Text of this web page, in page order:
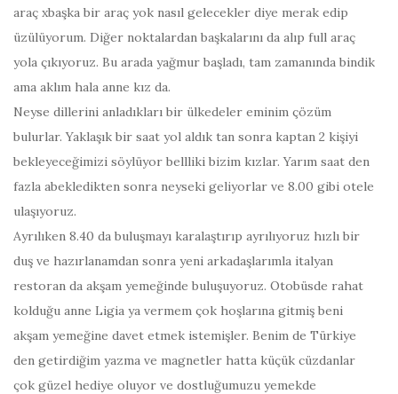
araç xbaşka bir araç yok nasıl gelecekler diye merak edip
üzülüyorum. Diğer noktalardan başkalarını da alıp full araç
yola çıkıyoruz. Bu arada yağmur başladı, tam zamanında bindik
ama aklım hala anne kız da.
Neyse dillerini anladıkları bir ülkedeler eminim çözüm
bulurlar. Yaklaşık bir saat yol aldık tan sonra kaptan 2 kişiyi
bekleyeceğimizi söylüyor bellliki bizim kızlar. Yarım saat den
fazla abekledikten sonra neyseki geliyorlar ve 8.00 gibi otele
ulaşıyoruz.
Ayrılıken 8.40 da buluşmayı karalaştırıp ayrılıyoruz hızlı bir
duş ve hazırlanamdan sonra yeni arkadaşlarımla italyan
restoran da akşam yemeğinde buluşuyoruz. Otobüsde rahat
kolduğu anne Ligia ya vermem çok hoşlarına gitmiş beni
akşam yemeğine davet etmek istemişler. Benim de Türkiye
den getirdiğim yazma ve magnetler hatta küçük cüzdanlar
çok güzel hediye oluyor ve dostluğumuzu yemekde